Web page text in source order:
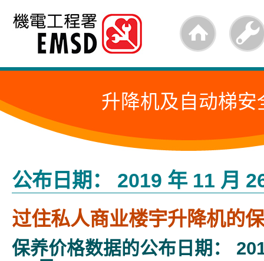
跳
内
的
始
升降机及自动梯安
公布日期： 2019 年 11 月
过住私人商业楼宇升降机的
保养价格数据的公布日期：